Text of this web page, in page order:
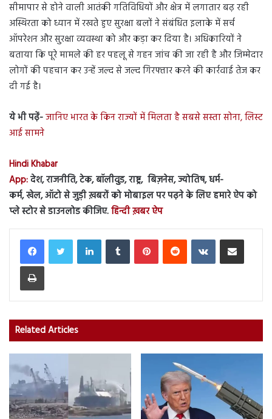
सीमापार से होने वाली आतंकी गतिविधियों और क्षेत्र में लगातार बढ़ रही
अस्थिरता को ध्यान में रखते हुए सुरक्षा बलों ने संबंधित इलाके में सर्च
ऑपरेशन और सुरक्षा व्यवस्था को और कड़ा कर दिया है। अधिकारियों ने
बताया कि पूरे मामले की हर पहलू से गहन जांच की जा रही है और जिम्मेदार
लोगों की पहचान कर उन्हें जल्द से जल्द गिरफ्तार करने की कार्रवाई तेज कर
दी गई है।
ये भी पढ़ें-जानिए भारत के किन राज्यों में मिलता है सबसे सस्ता सोना, लिस्ट
आई सामने
Hindi Khabar
App:देश, राजनीति, टेक, बॉलीवुड, राष्ट्र, बिज़नेस, ज्योतिष, धर्म-
कर्म, खेल, ऑटो से जुड़ी ख़बरों को मोबाइल पर पढ़ने के लिए हमारे ऐप को
प्ले स्टोर से डाउनलोड कीजिए.हिन्दी ख़बर ऐप
LinkedInTumblr PinterestReddit VKontakteShare via Email
Print
Related Articles